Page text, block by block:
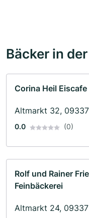
Bäcker in
Corina Heil
Altmarkt 32,
0.0 (0)
Rolf und Rainer
Feinbäckerei
Altmarkt 24,